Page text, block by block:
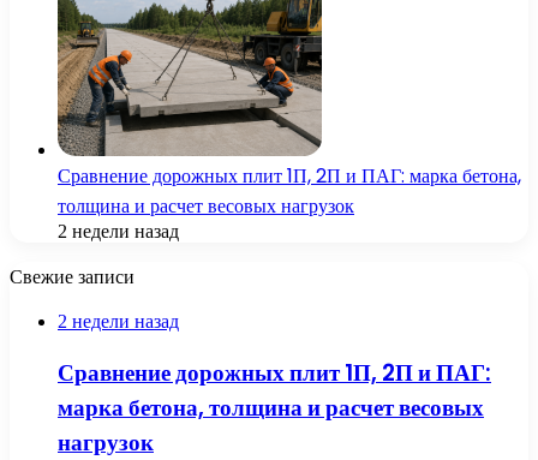
Сравнение дорожных плит 1П, 2П и ПАГ: марка бетона,
толщина и расчет весовых нагрузок
2 недели назад
Свежие записи
2 недели назад
Сравнение дорожных плит 1П, 2П и ПАГ:
марка бетона, толщина и расчет весовых
нагрузок